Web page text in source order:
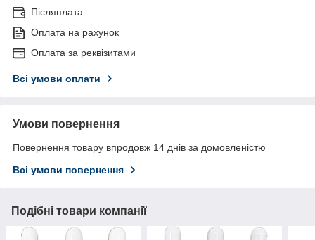
Післяплата
Оплата на рахунок
Оплата за реквізитами
Всі умови оплати
Умови повернення
Повернення товару впродовж 14 днів за домовленістю
Всі умови повернення
Подібні товари компанії